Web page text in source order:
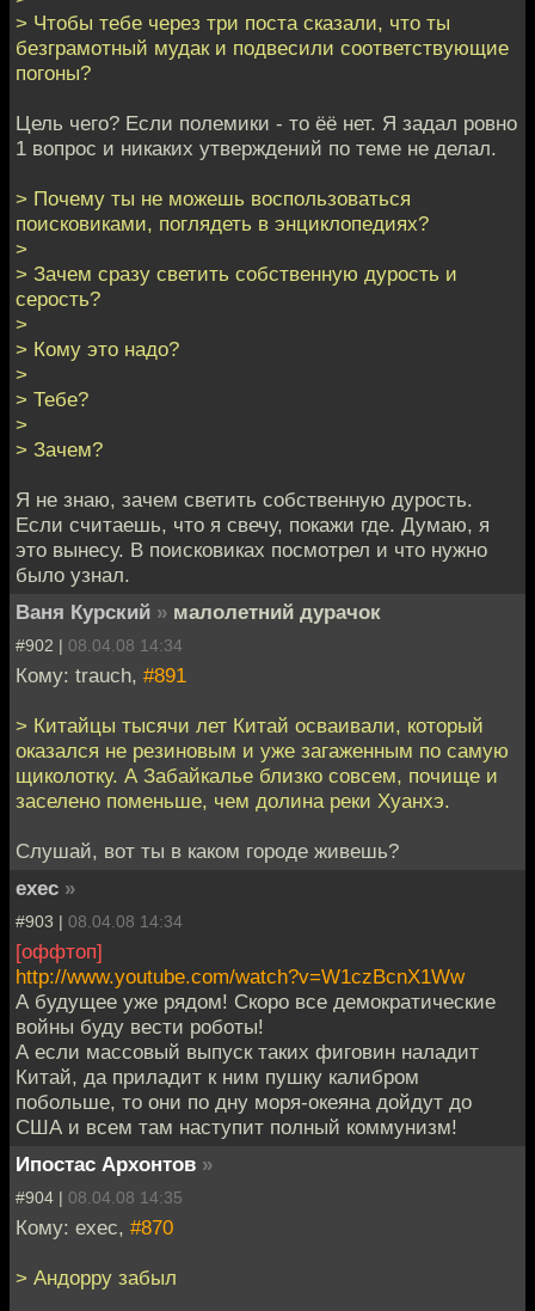
> Чтобы тебе через три поста сказали, что ты
безграмотный мудак и подвесили соответствующие
погоны?
Цель чего? Если полемики - то ёё нет. Я задал ровно
1 вопрос и никаких утверждений по теме не делал.
> Почему ты не можешь воспользоваться
поисковиками, поглядеть в энциклопедиях?
>
> Зачем сразу светить собственную дурость и
серость?
>
> Кому это надо?
>
> Тебе?
>
> Зачем?
Я не знаю, зачем светить собственную дурость.
Если считаешь, что я свечу, покажи где. Думаю, я
это вынесу. В поисковиках посмотрел и что нужно
было узнал.
Ваня Курский » малолетний дурачок
#902 | 08.04.08 14:34
Кому: trauch, #891
> Китайцы тысячи лет Китай осваивали, который
оказался не резиновым и уже загаженным по самую
щиколотку. А Забайкалье близко совсем, почище и
заселено поменьше, чем долина реки Хуанхэ.
Слушай, вот ты в каком городе живешь?
exec »
#903 | 08.04.08 14:34
[оффтоп]
http://www.youtube.com/watch?v=W1czBcnX1Ww
А будущее уже рядом! Скоро все демократические
войны буду вести роботы!
А если массовый выпуск таких фиговин наладит
Китай, да приладит к ним пушку калибром
побольше, то они по дну моря-океяна дойдут до
США и всем там наступит полный коммунизм!
Ипостас Архонтов »
#904 | 08.04.08 14:35
Кому: exec, #870
> Андорру забыл